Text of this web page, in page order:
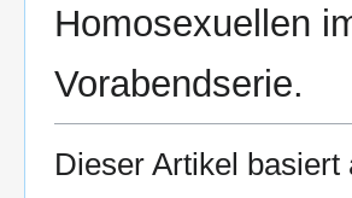
Homosexuellen
Vorabendserie.
Dieser Artikel